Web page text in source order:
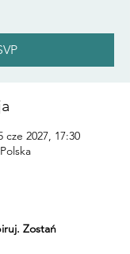
cze 2027, 17:30
Zostań